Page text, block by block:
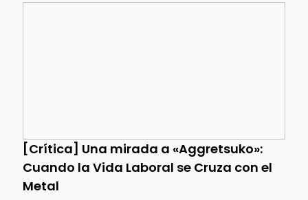
[Crítica] Una mirada a «Aggretsuko»:
Cuando la Vida Laboral se Cruza con el
Metal